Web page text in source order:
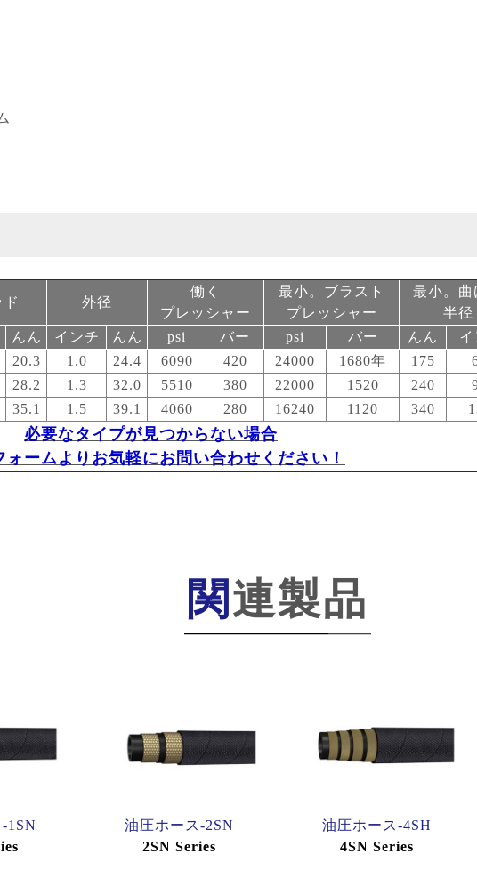
ド 外径
働く
プレッシャー
最小。ブラスト
プレッシャー
最小。曲
半径
んん インチ んん psi バー psi バー んん
イ
20.3 1.0 24.4 6090 420 24000 1680年 175
28.2 1.3 32.0 5510 380 22000 1520 240
35.1 1.5 39.1 4060 280 16240 1120 340
必要なタイプが見つからない場合
ォームよりお気軽にお問い合わせください！
関連製品
1SN
油圧ホース-2SN
2SN Series
油圧ホース-4SH
4SN Series